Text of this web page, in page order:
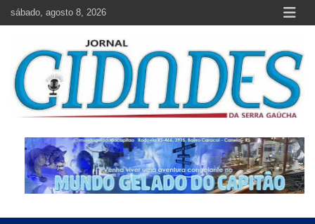
sábado, agosto 8, 2026
Jornal Cidades da Serra Gaúcha